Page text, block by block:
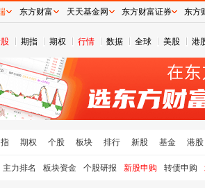
期指 期权 行情 数据 全球 美股 港
期权 个股 板块 排行 新股 基金 港股
主力排名 板块资金 个股研报 新股申购 转债申购
东方财富 天天基金网 东方财富证券 东方